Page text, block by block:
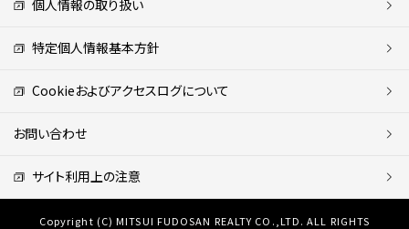
個人情報の取り扱い
特定個人情報基本方針
Cookieおよびアクセスログについて
お問い合わせ
サイト利用上の注意
Copyright (C) MITSUI FUDOSAN REALTY CO.,LTD. ALL RIGHTS